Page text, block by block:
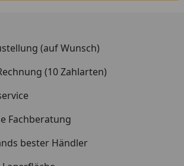
(auf Wunsch)
(10 Zahlarten)
Fachberatung
bester Händler